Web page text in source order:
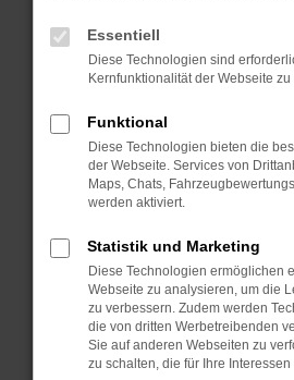
Manche Erweiterungen, wie
können das Laden
verhindern. Funktioniert die
anderen Browser oder in
Fenster?
Starte dein Gerät neu.
Das kann manchmal helfen,
Stelle sicher, dass dein
Betriebssystem auf dem
sind.
Veraltete Software birgt
Sicherheitsrisiko, sondern
führen, dass bestimmte
Essentiell
Diese Technologien sind
Kernfunktionalität der Webseite
Funktional
Diese Technologien bieten die
der Webseite. Services von
Maps, Chats,
werden aktiviert.
Statistik und Marketing
Diese Technologien ermöglichen
Webseite zu analysieren, um die
zu verbessern. Zudem werden
die von dritten Werbetreibenden
Sie auf anderen Webseiten zu
zu schalten, die für Ihre